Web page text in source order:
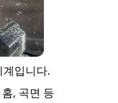
입니다.
, 곡면 등